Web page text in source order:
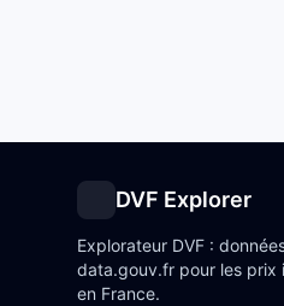
DVF Explorer
Explorateur DVF :
data.gouv.fr pour les prix
en France.